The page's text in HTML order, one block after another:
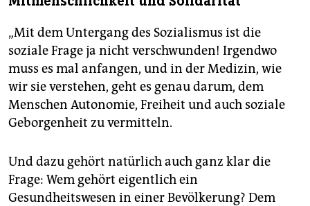
„Mit dem Untergang des Sozialismus ist die
soziale Frage ja nicht verschwunden! Irgendwo
muss es mal anfangen, und in der Medizin, wie
wir sie verstehen, geht es genau darum, dem
Menschen Autonomie, Freiheit und auch soziale
Geborgenheit zu vermitteln.
Und dazu gehört natürlich auch ganz klar die
Frage: Wem gehört eigentlich ein
Gesundheitswesen in einer Bevölkerung? Dem